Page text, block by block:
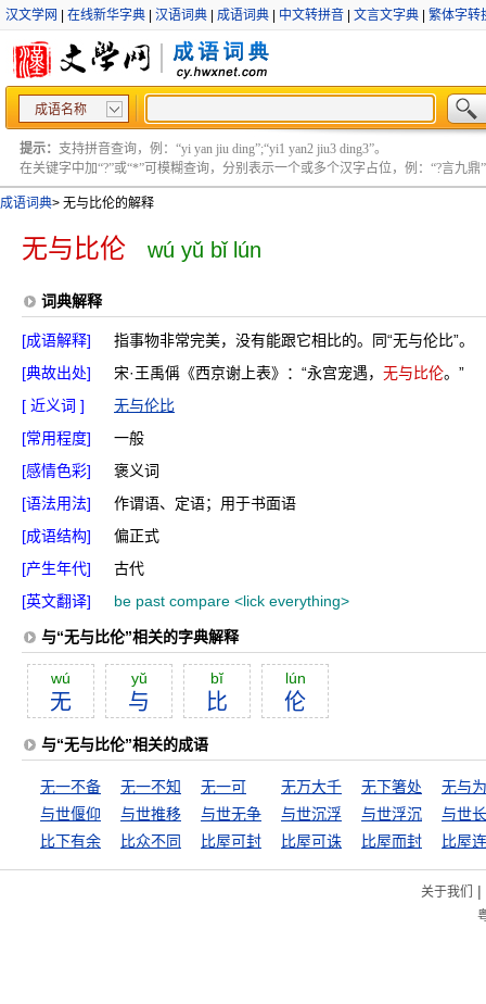
汉文学网 在线新华字典 汉语词典 成语词典 中文转拼音 文言文字典 繁体字转
成语名称
提示： 支持拼音查询，例：“yi yan jiu ding”;“yi1 yan2 jiu3 ding3”。
在关键字中加“?”或“*”可模糊查询，分别表示一个或多个汉字占位，例：“?言九鼎”
成语词典> 无与比伦的解释
无与比伦 wú yǔ bǐ lún
词典解释
[成语解释]
指事物非常完美，没有能跟它相比的。同“无与伦比”。
[典故出处]
宋·王禹偁《西京谢上表》：“永宫宠遇， 无与比伦。”
[ 近义词 ]
无与伦比
[常用程度]
一般
[感情色彩]
褒义词
[语法用法]
作谓语、定语；用于书面语
[成语结构]
偏正式
[产生年代]
古代
[英文翻译]
be past compare <lick everything>
与“无与比伦”相关的字典解释
wú
无
yŭ
与
bĭ
比
lún
伦
与“无与比伦”相关的成语
无一不备 无一不知 无一可 无万大千 无下箸处
无与
与世偃仰
与世推移 与世无争 与世沉浮 与世浮沉
与世
比下有余
比众不同 比屋可封 比屋可诛 比屋而封 比屋
关于我们 |